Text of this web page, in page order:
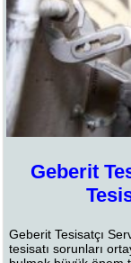
Geberit
Geberit Tesisatçı
tesisatı sorunları